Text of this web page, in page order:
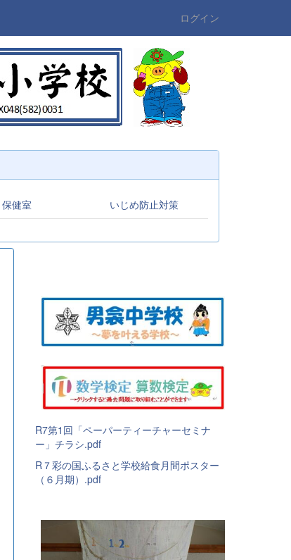
ログイン
保健室 いじめ防止対策
R7第1回「ペーパーティーチャーセミナ
ー」チラシ.pdf
R７彩の国ふるさと学校給食月間ポスター
（６月期）.pdf